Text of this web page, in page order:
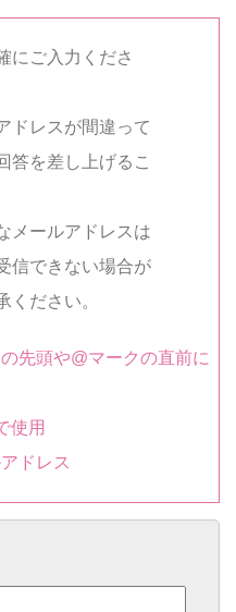
にご入力くださ
ドレスが間違って
答を差し上げるこ
ールアドレスは
信できない場合が
ください。
先頭や@マークの直前に
使用
ドレス